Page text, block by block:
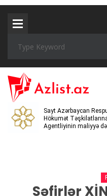
Sayt Azərbaycan
Hökumət
Agentliyinin maliyyə
Səfirlər